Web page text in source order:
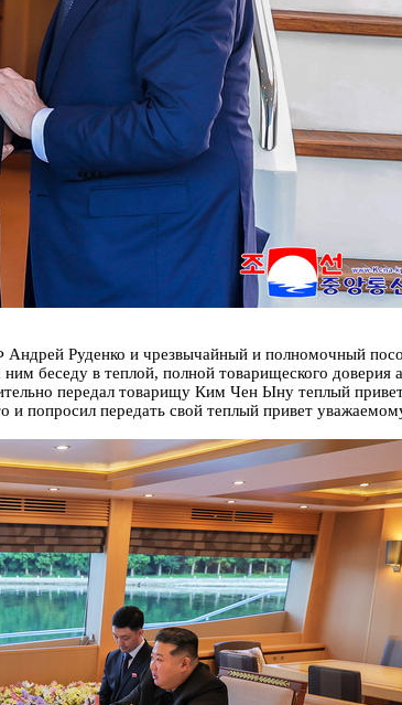
Руденко и чрезвычайный и полномочный
беседу в теплой, полной товарищеского доверия
передал товарищу Ким Чен Ыну теплый
и попросил передать свой теплый привет